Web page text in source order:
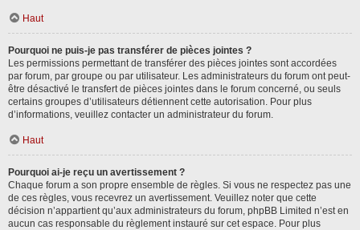
Haut
Pourquoi ne puis-je pas transférer de pièces jointes ?
Les permissions permettant de transférer des pièces jointes sont accordées
par forum, par groupe ou par utilisateur. Les administrateurs du forum ont peut-
être désactivé le transfert de pièces jointes dans le forum concerné, ou seuls
certains groupes d’utilisateurs détiennent cette autorisation. Pour plus
d’informations, veuillez contacter un administrateur du forum.
Haut
Pourquoi ai-je reçu un avertissement ?
Chaque forum a son propre ensemble de règles. Si vous ne respectez pas une
de ces règles, vous recevrez un avertissement. Veuillez noter que cette
décision n’appartient qu’aux administrateurs du forum, phpBB Limited n’est en
aucun cas responsable du règlement instauré sur cet espace. Pour plus